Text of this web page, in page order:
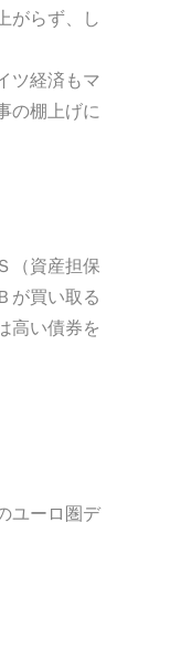
がらず、し
ツ経済もマ
の棚上げに
（資産担保
が買い取る
高い債券を
ユーロ圏デ